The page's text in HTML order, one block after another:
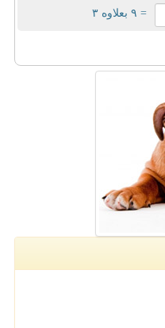
= ۹ بعلاوه ۳